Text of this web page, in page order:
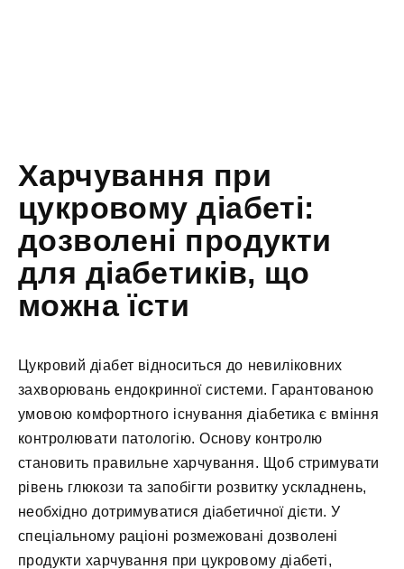
Харчування при
цукровому діабеті:
дозволені продукти
для діабетиків, що
можна їсти
Цукровий діабет відноситься до невиліковних
захворювань ендокринної системи. Гарантованою
умовою комфортного існування діабетика є вміння
контролювати патологію. Основу контролю
становить правильне харчування. Щоб стримувати
рівень глюкози та запобігти розвитку ускладнень,
необхідно дотримуватися діабетичної дієти. У
спеціальному раціоні розмежовані дозволені
продукти харчування при цукровому діабеті,